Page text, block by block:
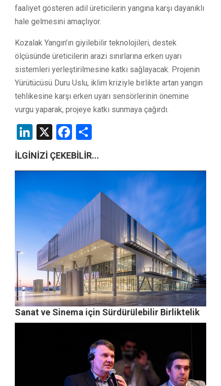
faaliyet gösteren adil üreticilerin yangına karşı dayanıklı
hale gelmesini amaçlıyor.
Kozalak Yangın’ın giyilebilir teknolojileri, destek
ölçüsünde üreticilerin arazi sınırlarına erken uyarı
sistemleri yerleştirilmesine katkı sağlayacak. Projenin
Yürütücüsü Duru Uslu, iklim kriziyle birlikte artan yangın
tehlikesine karşı erken uyarı sensörlerinin önemine
vurgu yaparak, projeye katkı sunmaya çağırdı.
LinkedIn
X Facebook
İLGİNİZİ ÇEKEBİLİR...
Sanat ve Sinema için Sürdürülebilir Birliktelik